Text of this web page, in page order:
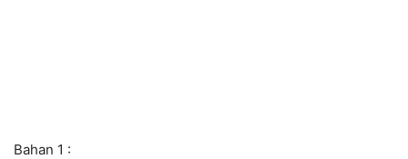
Bahan 1 :